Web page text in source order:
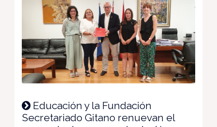
Educación y la Fundación
Secretariado Gitano renuevan el